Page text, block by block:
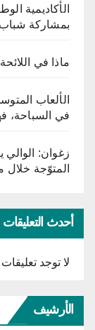
الأكاديمية
بمشاركة شباب
ماذا في
في السباحة،
زغوان: الوالي
المتوّجة خلال موسم
أحدث التعليقات
لا توجد
الأرشيف